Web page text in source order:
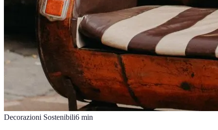
Decorazioni Sostenibili6 min